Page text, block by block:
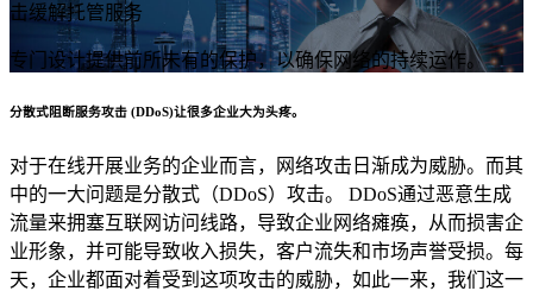
击缓解托管服务
专门设计提供前所未有的保护，以确保网络的持续运作。
分散式阻断服务攻击 (DDoS)让很多企业大为头疼。
对于在线开展业务的企业而言，网络攻击日渐成为威胁。而其
中的一大问题是分散式（DDoS）攻击。 DDoS通过恶意生成
流量来拥塞互联网访问线路，导致企业网络瘫痪，从而损害企
业形象，并可能导致收入损失，客户流失和市场声誉受损。每
天，企业都面对着受到这项攻击的威胁，如此一来，我们这一